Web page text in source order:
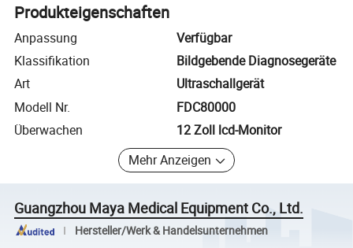
Produkteigenschaften
Anpassung
Verfügbar
Klassifikation
Bildgebende Diagnosegeräte
Art
Ultraschallgerät
Modell Nr.
FDC80000
Überwachen
12 Zoll lcd-Monitor
Mehr Anzeigen
Guangzhou Maya Medical Equipment Co., Ltd.
Hersteller/Werk & Handelsunternehmen